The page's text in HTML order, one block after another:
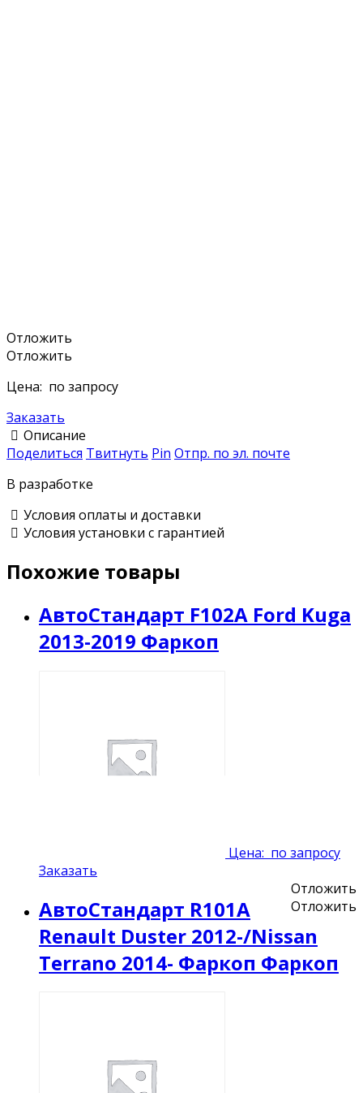
Отложить
Отложить
Цена: по запросу
Заказать
Описание
Поделиться Твитнуть Pin Отпр. по эл. почте
В разработке
Условия оплаты и доставки
Условия установки с гарантией
Похожие товары
АвтоСтандарт F102A Ford Kuga
2013-2019 Фаркоп
Цена: по запросу
Заказать
Отложить
Отложить
АвтоСтандарт R101A
Renault Duster 2012-/Nissan
Terrano 2014- Фаркоп Фаркоп